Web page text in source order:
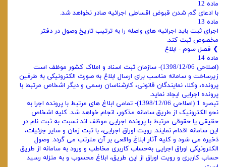
ماده 12
با ادعای گم شدن قبوض اقساطی اجرائیه صادر نخواهد شد.
ماده 13
اجرای ثبت باید اجرائیه‌ های واصله را به ترتیب تاریخ وصول در دفتر
مخصوص ثبت کند.
❯ فصل سوم - ابلاغ
ماده 14
(اصلاحی 1398/12/06)- سازمان ثبت اسناد و املاک کشور موظف است
زیرساخت و سامانه مناسب برای ارسال ابلاغ به صورت الکترونیکی به طرفین
پرونده، وکلا، نمایندگان قانونی، کارشناسان رسمی و دیگر اشخاص مرتبط با
پرونده اجرایی ایجاد نماید.
تبصره 1 (اصلاحی 1398/12/06)- تمامی ابلاغ‌ های مرتبط با پرونده اجرا به
نحو الکترونیک از طریق سامانه مذکور، انجام خواهد شد. کلیه اشخاص
حقیقی یا حقوقی مرتبط با پرونده اجرایی موظف ‌اند نسبت به ثبت نام در
این سامانه اقدام نمایند. رویت اوراق اجرایی، با ثبت زمان و سایر جزئیات،
ذخیره می ‌شود و کلیه آثار ابلاغ واقعی بر آن مترتب می ‌گردد. وصول
الکترونیکی اوراق اجرایی به‌حساب کاربری مخاطب و ورود به سامانه از طریق
حساب کاربری و رویت اوراق از این طریق، ابلاغ محسوب و به ‌منزله رسید